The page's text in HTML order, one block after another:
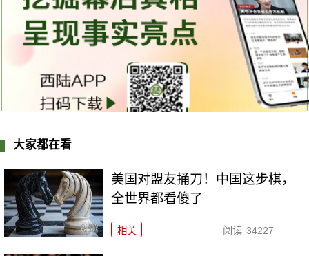
大家都在看
美国对盟友捅刀！中国这步棋，
全世界都看傻了
相关 阅读 34227